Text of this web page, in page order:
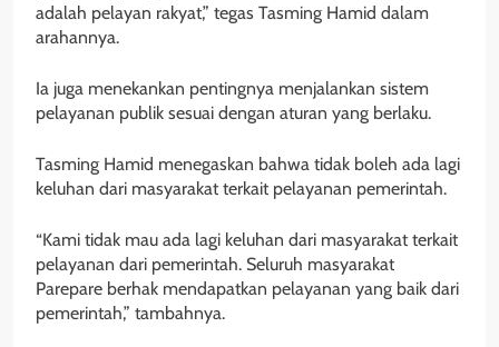
adalah pelayan rakyat,” tegas Tasming Hamid dalam
arahannya.
Ia juga menekankan pentingnya menjalankan sistem
pelayanan publik sesuai dengan aturan yang berlaku.
Tasming Hamid menegaskan bahwa tidak boleh ada lagi
keluhan dari masyarakat terkait pelayanan pemerintah.
“Kami tidak mau ada lagi keluhan dari masyarakat terkait
pelayanan dari pemerintah. Seluruh masyarakat
Parepare berhak mendapatkan pelayanan yang baik dari
pemerintah,” tambahnya.